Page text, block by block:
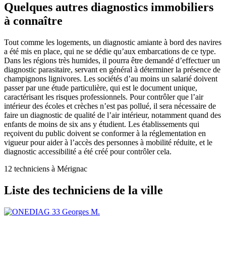
Quelques autres diagnostics immobiliers
à connaître
Tout comme les logements, un diagnostic amiante à bord des navires
a été mis en place, qui ne se dédie qu’aux embarcations de ce type.
Dans les régions très humides, il pourra être demandé d’effectuer un
diagnostic parasitaire, servant en général à déterminer la présence de
champignons lignivores. Les sociétés d’au moins un salarié doivent
passer par une étude particulière, qui est le document unique,
caractérisant les risques professionnels. Pour contrôler que l’air
intérieur des écoles et crèches n’est pas pollué, il sera nécessaire de
faire un diagnostic de qualité de l’air intérieur, notamment quand des
enfants de moins de six ans y étudient. Les établissements qui
reçoivent du public doivent se conformer à la réglementation en
vigueur pour aider à l’accès des personnes à mobilité réduite, et le
diagnostic accessibilité a été créé pour contrôler cela.
12 techniciens à Mérignac
Liste des techniciens de la ville
Georges M.